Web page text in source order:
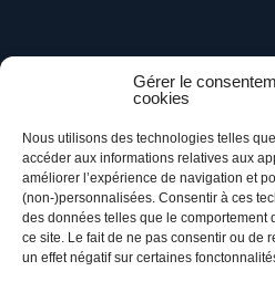
Gérer le
cookies
Nous utilisons des technologies telles
accéder aux informations relatives aux
améliorer l’expérience de navigation et
(non-)personnalisées. Consentir à ces
des données telles que le comportement
ce site. Le fait de ne pas consentir ou de
un effet négatif sur certaines
Vingt55©Propulsé par Versom